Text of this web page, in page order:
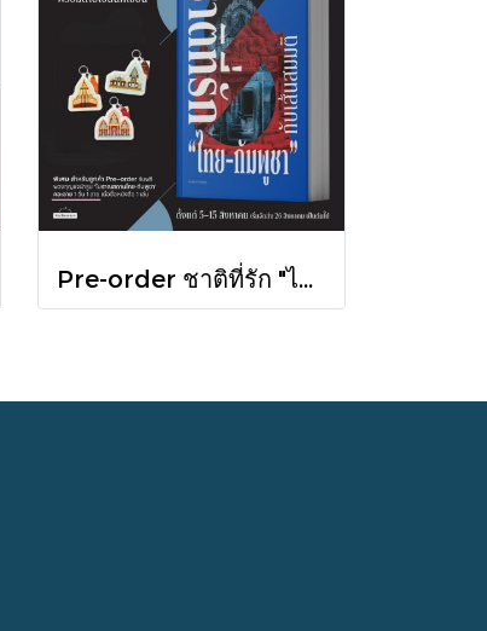
Pre-order ชาติที่รัก "ไทย-กัมพูชา" กับเส้นสมมติ / พวงทอง ภวัครพันธุ์ / มติชน